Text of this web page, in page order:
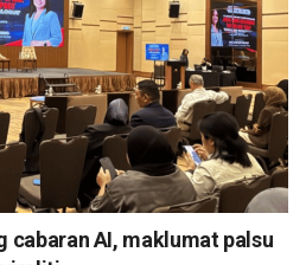
cabaran AI, maklumat palsu